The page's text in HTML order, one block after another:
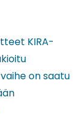
KIRA-
on saatu